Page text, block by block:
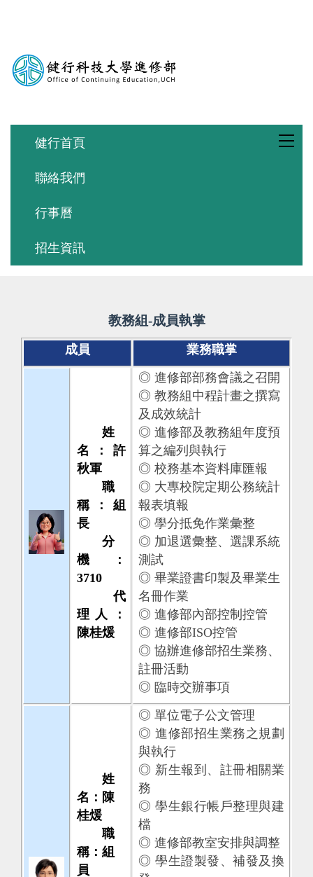
內
容
健行首頁
聯絡我們
行事曆
招生資訊
教務組-成員執掌
成員 業務職掌
姓
名：許
秋軍
職
稱：組
長
分
機：
3710
代
理人：
陳桂煖
◎ 進修部部務會議之召開
◎ 教務組中程計畫之撰寫
及成效統計
◎ 進修部及教務組年度預
算之編列與執行
◎ 校務基本資料庫匯報
◎ 大專校院定期公務統計
報表填報
◎ 學分抵免作業彙整
◎ 加退選彙整、選課系統
測試
◎ 畢業證書印製及畢業生
名冊作業
◎ 進修部內部控制控管
◎ 進修部ISO控管
◎ 協辦進修部招生業務、
註冊活動
◎ 臨時交辦事項
姓
名：陳
桂煖
職
稱：組
員
◎ 單位電子公文管理
◎ 進修部招生業務之規劃
與執行
◎ 新生報到、註冊相關業
務
◎ 學生銀行帳戶整理與建
檔
◎ 進修部教室安排與調整
◎ 學生證製發、補發及換